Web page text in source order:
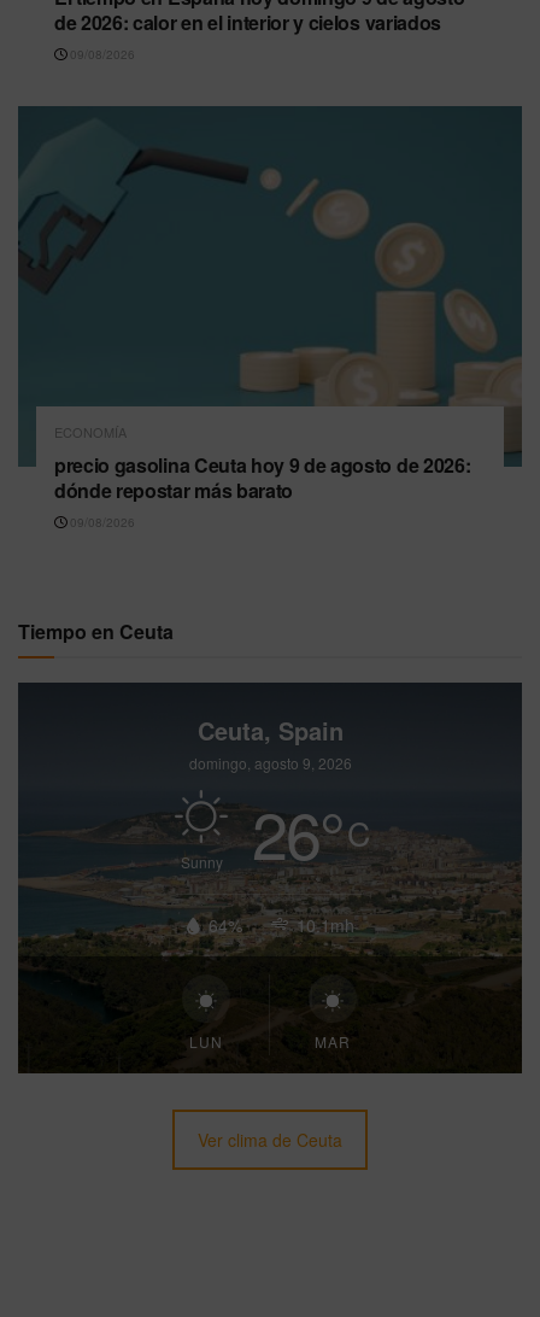
de 2026: calor en el interior y cielos variados
09/08/2026
ECONOMÍA
precio gasolina Ceuta hoy 9 de agosto de 2026:
dónde repostar más barato
09/08/2026
Tiempo en Ceuta
Ceuta, Spain
domingo, agosto 9, 2026
Sunny 26°C
64% 10.1mh
LUN MAR
Ver clima de Ceuta